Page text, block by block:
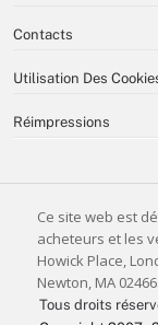
Contacts
Utilisation Des
Réimpressions
Tous droits